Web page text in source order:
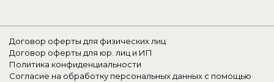
Договор оферты для физических лиц
Договор оферты для юр. лиц и ИП
Политика конфиденциальности
Согласие на обработку персональных данных с помощью